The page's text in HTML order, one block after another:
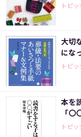
トピ
大切
にな
トピ
本を
「
トピ